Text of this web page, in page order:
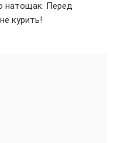
натощак. Перед
курить!